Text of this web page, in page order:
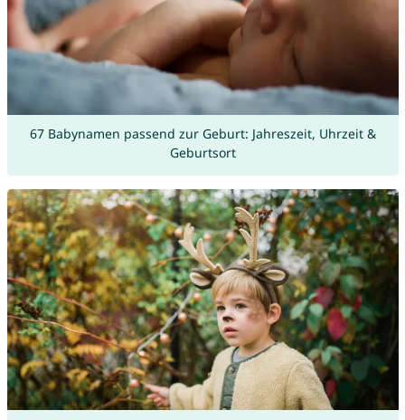
67 Babynamen passend zur Geburt: Jahreszeit, Uhrzeit &
Geburtsort